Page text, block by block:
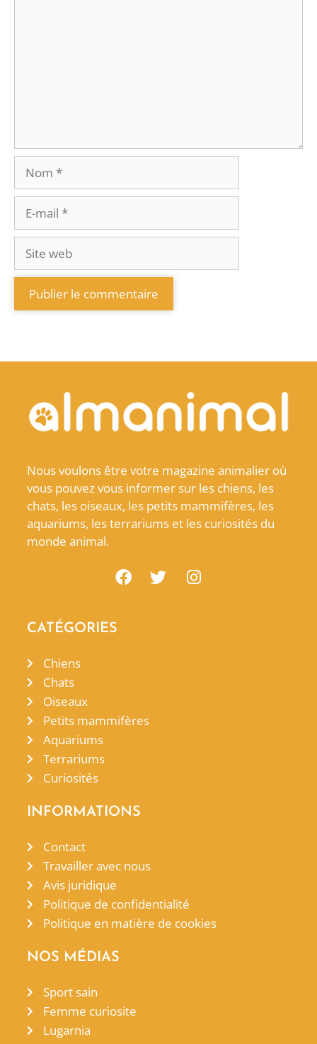
Nous voulons être votre magazine animalier où
vous pouvez vous informer sur les chiens, les
chats, les oiseaux, les petits mammifères, les
aquariums, les terrariums et les curiosités du
monde animal.
CATÉGORIES
Chiens
Chats
Oiseaux
Petits mammifères
Aquariums
Terrariums
Curiosités
INFORMATIONS
Contact
Travailler avec nous
Avis juridique
Politique de confidentialité
Politique en matière de cookies
NOS MÉDIAS
Sport sain
Femme curiosite
Lugarnia